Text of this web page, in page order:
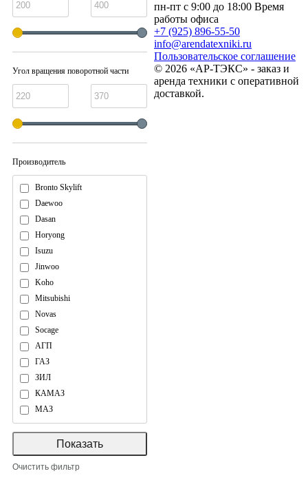
Угол вращения поворотной части
Производитель
Bronto Skylift
Daewoo
Dasan
Horyong
Isuzu
Jinwoo
Koho
Mitsubishi
Novas
Socage
АГП
ГАЗ
ЗИЛ
КАМАЗ
МАЗ
пн-пт с 9:00 до 18:00 Время
работы офиса
+7 (925) 896-55-50
info@arendatexniki.ru
Пользовательское соглашение
© 2026 «АР-ТЭКС» - заказ и
аренда техники с оперативной
доставкой.